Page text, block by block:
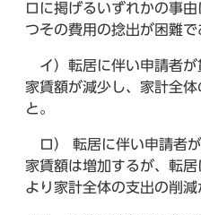
ロに掲げるいずれかの事
つその費用の捻出が困難で
イ）転居に伴い申請者が
家賃額が減少し、家計全
と。
ロ） 転居に伴い申請者
家賃額は増加するが、転
より家計全体の支出の削減